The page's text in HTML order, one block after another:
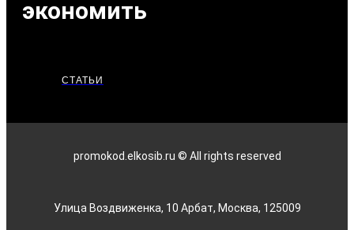
экономить
СТАТЬИ
promokod.elkosib.ru © All rights reserved
Улица Воздвиженка, 10 Арбат, Москва, 125009